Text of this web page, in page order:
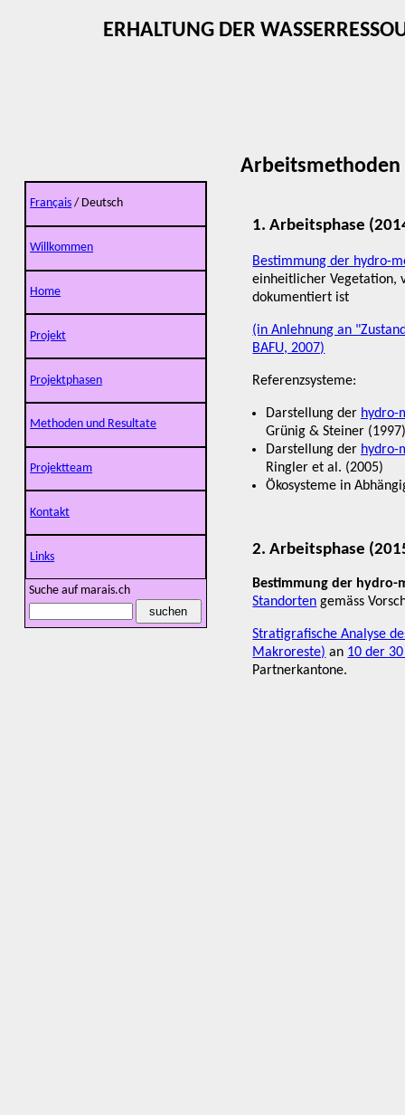
ERHALTUNG DER
Français / Deutsch
Willkommen
Home
Projekt
Projektphasen
Methoden und Resultate
Projektteam
Kontakt
Links
Suche auf marais.ch
Arbeitsmethoden
1. Arbeitsphase
Bestimmung der hydro-
einheitlicher Vegetation,
dokumentiert ist
(in Anlehnung an
BAFU, 2007)
Referenzsysteme:
Darstellung der hydro-
Grünig & Steiner (1997)
Darstellung der hydro-
Ringler et al. (2005)
Ökosysteme in
2. Arbeitsphase
Bestimmung der hydro-
Standorten gemäss
Stratigrafische Analyse
Makroreste) an 10 der
Partnerkantone.